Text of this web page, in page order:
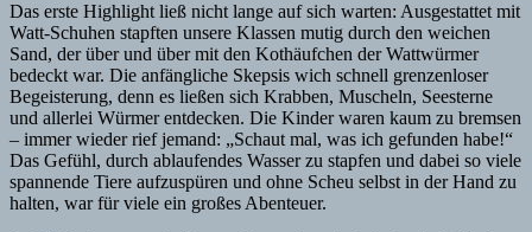
Das erste Highlight ließ nicht lange auf sich warten: Ausgestattet mit
Watt-Schuhen stapften unsere Klassen mutig durch den weichen
Sand, der über und über mit den Kothäufchen der Wattwürmer
bedeckt war. Die anfängliche Skepsis wich schnell grenzenloser
Begeisterung, denn es ließen sich Krabben, Muscheln, Seesterne
und allerlei Würmer entdecken. Die Kinder waren kaum zu bremsen
– immer wieder rief jemand: „Schaut mal, was ich gefunden habe!“
Das Gefühl, durch ablaufendes Wasser zu stapfen und dabei so viele
spannende Tiere aufzuspüren und ohne Scheu selbst in der Hand zu
halten, war für viele ein großes Abenteuer.